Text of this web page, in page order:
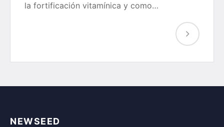
la fortificación vitamínica y como…
NEWSEED